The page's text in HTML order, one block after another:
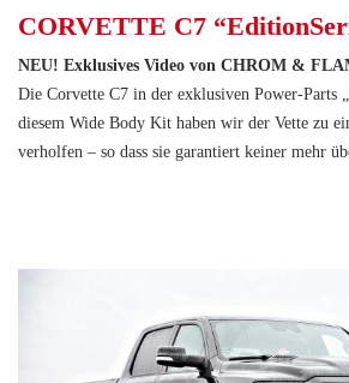
CORVETTE C7
NEU! Exklusives Video von CHROM &
Die Corvette C7 in der exklusiven Power-Parts
diesem Wide Body Kit haben wir der Vette zu
verholfen – so dass sie garantiert keiner mehr